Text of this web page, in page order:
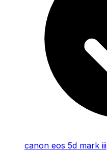
canon eos 5d mark iii